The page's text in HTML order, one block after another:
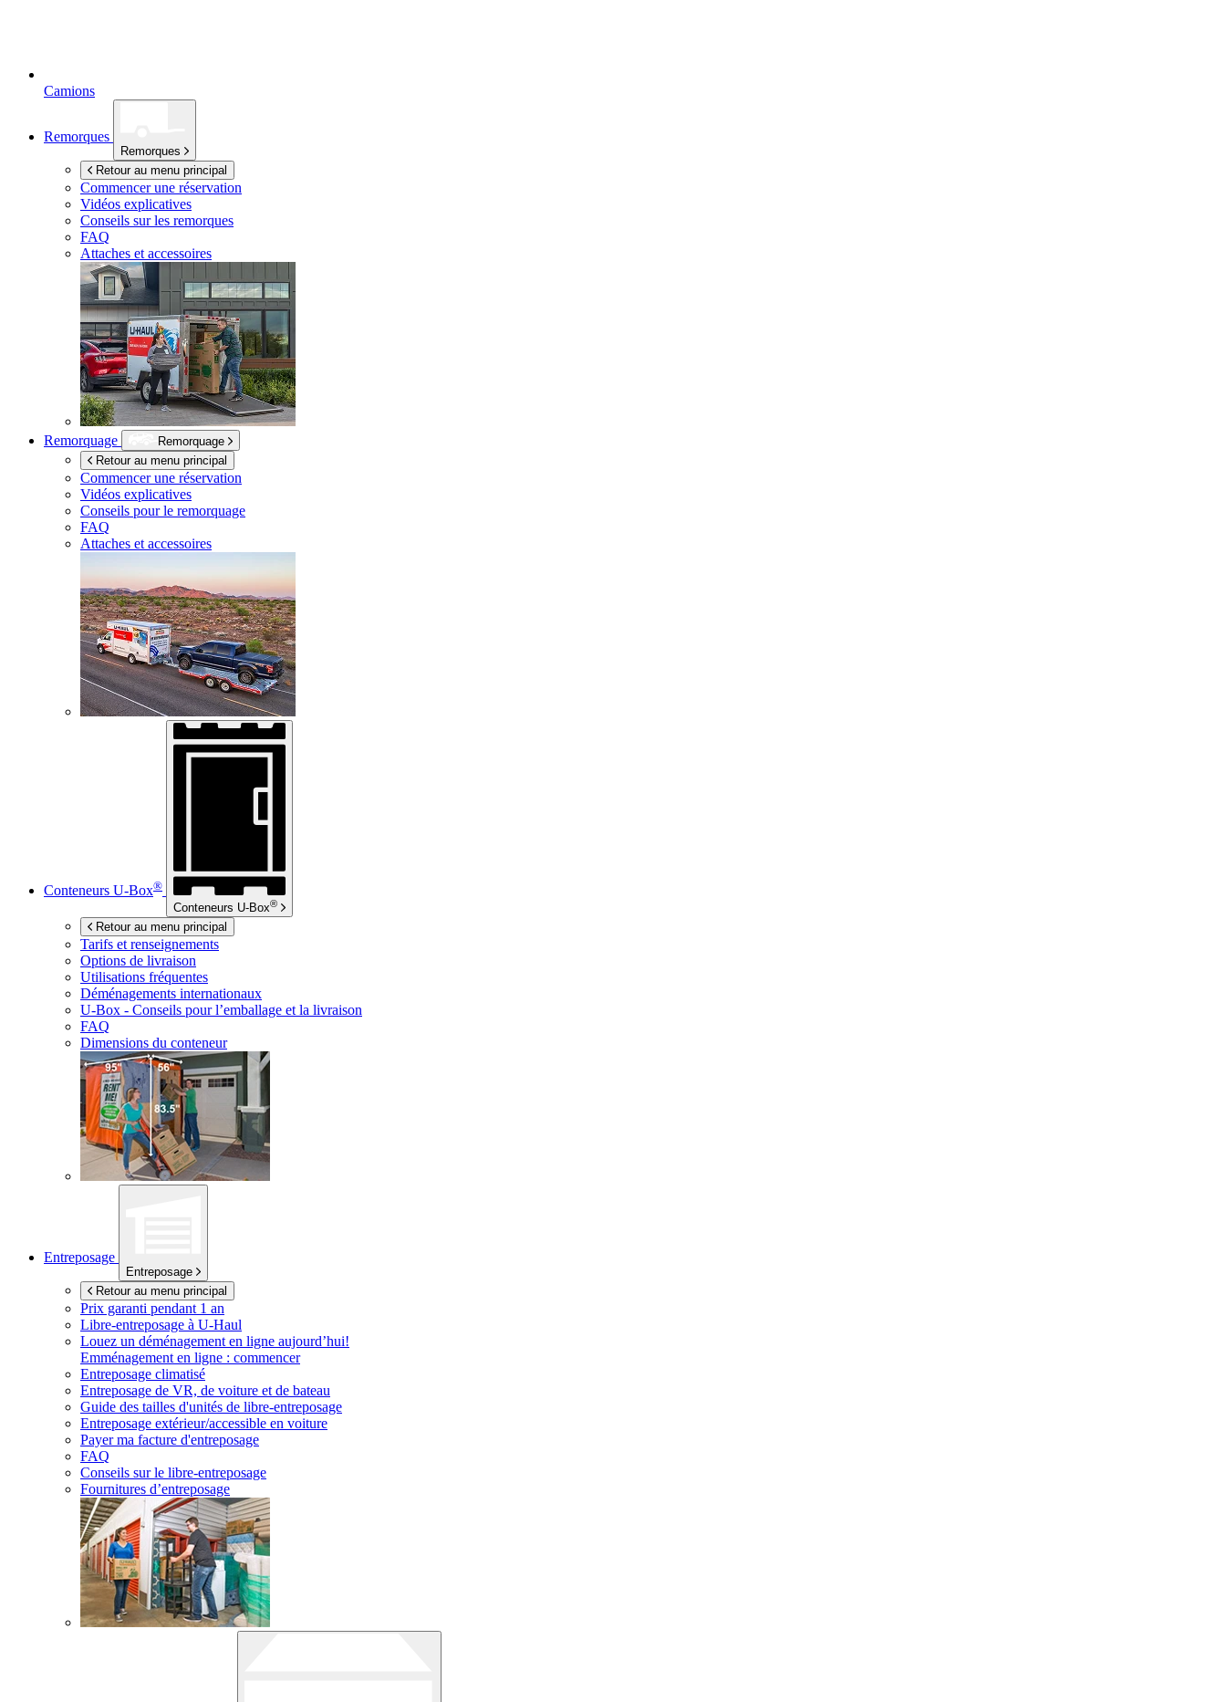
Camions
Remorques
Remorques
Retour au menu principal
Commencer une réservation
Vidéos explicatives
Conseils sur les remorques
FAQ
Attaches et accessoires
Remorquage
Remorquage
Retour au menu principal
Commencer une réservation
Vidéos explicatives
Conseils pour le remorquage
FAQ
Attaches et accessoires
Conteneurs U-Box®
Conteneurs U-Box®
Retour au menu principal
Tarifs et renseignements
Options de livraison
Utilisations fréquentes
Déménagements internationaux
U-Box - Conseils pour l’emballage et la livraison
FAQ
Dimensions du conteneur
Entreposage
Entreposage
Retour au menu principal
Prix garanti pendant 1 an
Libre-entreposage à U-Haul
Louez un déménagement en ligne aujourd’hui!
Emménagement en ligne : commencer
Entreposage climatisé
Entreposage de VR, de voiture et de bateau
Guide des tailles d'unités de libre-entreposage
Entreposage extérieur/accessible en voiture
Payer ma facture d'entreposage
FAQ
Conseils sur le libre-entreposage
Fournitures d’entreposage